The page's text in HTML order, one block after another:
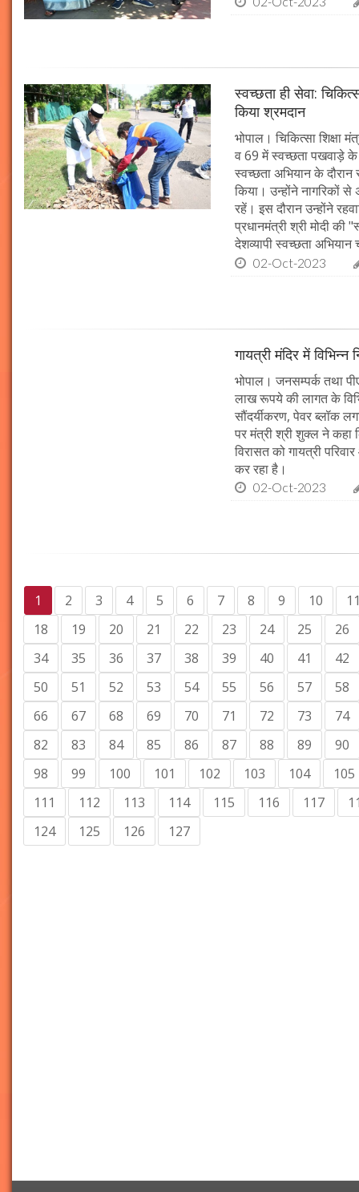
स्वच्छता ही सेवा:
किया श्रमदान
भोपाल। चिकित्सा शिक्षा
व 69 में स्वच्छता पखवाड़े के
स्वच्छता अभियान के
किया। उन्होंने नागरिकों
रहें। इस दौरान उन्होंने
प्रधानमंत्री श्री मोदी
देशव्यापी स्वच्छता अभियान
02-Oct-2023
गायत्री मंदिर में विभिन्न
भोपाल। जनसम्पर्क तथा
लाख रूपये की लागत के
सौंदर्यीकरण, पेवर ब्लॉक
पर मंत्री श्री शुक्ल ने कहा
विरासत को गायत्री
कर रहा है।
02-Oct-2023
1 2 3 4 5 6 7 8 9 10
18
19 20 21 22 23 24 25
26
34
35 36 37 38 39 40 41
42
50
51 52 53 54 55 56 57
58
66
67 68 69 70 71 72 73
74
82
83 84 85 86 87 88 89
90
98
99 100 101 102 103 104
105
111
112 113 114 115 116 117
124
125 126 127